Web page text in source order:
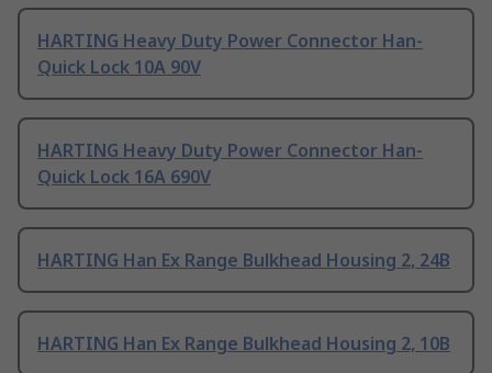
HARTING Heavy Duty Power Connector Han-
Quick Lock 10A 90V
HARTING Heavy Duty Power Connector Han-
Quick Lock 16A 690V
HARTING Han Ex Range Bulkhead Housing 2, 24B
HARTING Han Ex Range Bulkhead Housing 2, 10B